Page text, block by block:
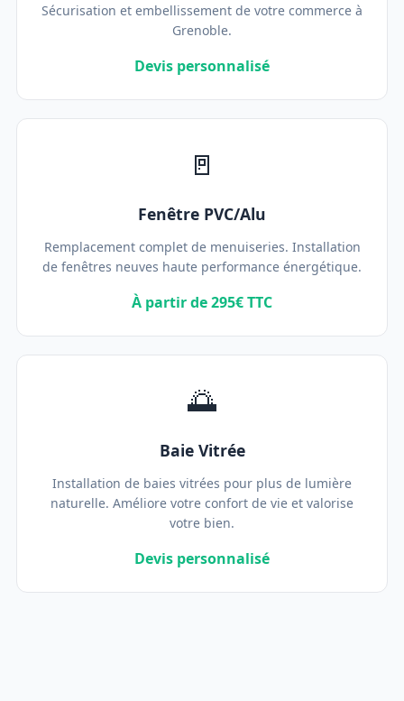
Sécurisation et embellissement de votre commerce à
Grenoble.
Devis personnalisé
🚪
Fenêtre PVC/Alu
Remplacement complet de menuiseries. Installation
de fenêtres neuves haute performance énergétique.
À partir de 295€ TTC
🌅
Baie Vitrée
Installation de baies vitrées pour plus de lumière
naturelle. Améliore votre confort de vie et valorise
votre bien.
Devis personnalisé